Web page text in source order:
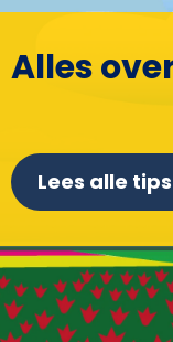
Alles
Lees alle tips